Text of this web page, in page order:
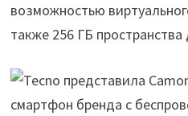
возможностью
также 256 ГБ